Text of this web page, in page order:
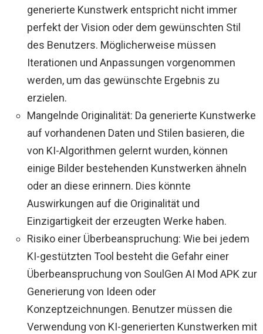
generierte Kunstwerk entspricht nicht immer
perfekt der Vision oder dem gewünschten Stil
des Benutzers. Möglicherweise müssen
Iterationen und Anpassungen vorgenommen
werden, um das gewünschte Ergebnis zu
erzielen.
Mangelnde Originalität: Da generierte Kunstwerke
auf vorhandenen Daten und Stilen basieren, die
von KI-Algorithmen gelernt wurden, können
einige Bilder bestehenden Kunstwerken ähneln
oder an diese erinnern. Dies könnte
Auswirkungen auf die Originalität und
Einzigartigkeit der erzeugten Werke haben.
Risiko einer Überbeanspruchung: Wie bei jedem
KI-gestützten Tool besteht die Gefahr einer
Überbeanspruchung von SoulGen AI Mod APK zur
Generierung von Ideen oder
Konzeptzeichnungen. Benutzer müssen die
Verwendung von KI-generierten Kunstwerken mit